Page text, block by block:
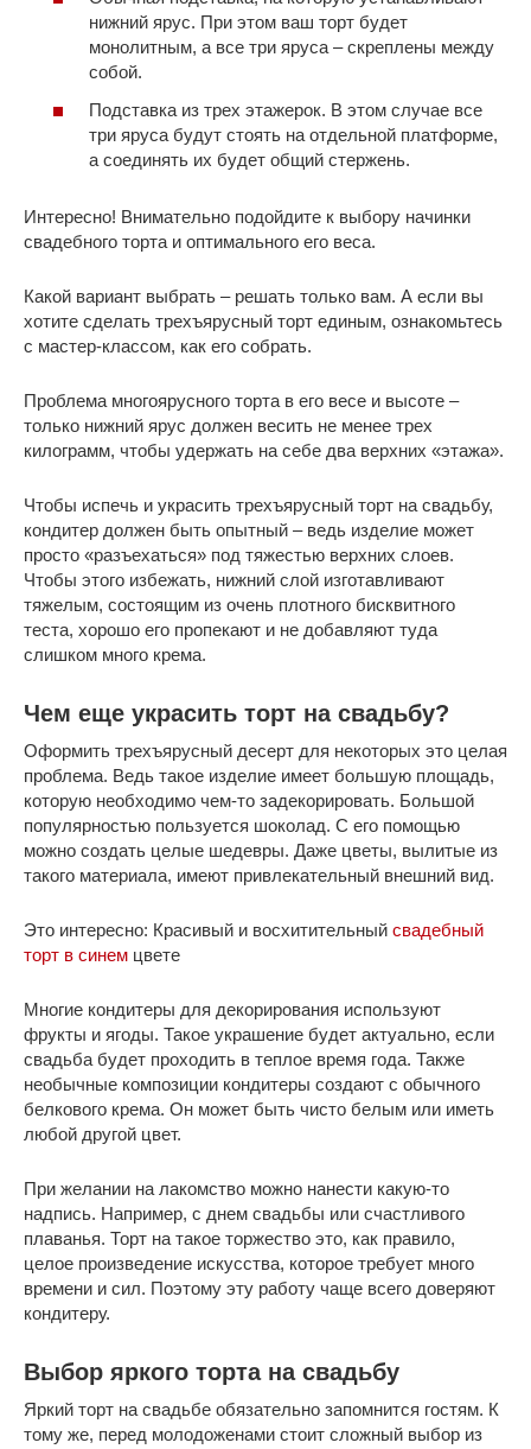
нижний ярус. При этом ваш торт будет
монолитным, а все три яруса – скреплены между
собой.
Подставка из трех этажерок. В этом случае все
три яруса будут стоять на отдельной платформе,
а соединять их будет общий стержень.
Интересно! Внимательно подойдите к выбору начинки
свадебного торта и оптимального его веса.
Какой вариант выбрать – решать только вам. А если вы
хотите сделать трехъярусный торт единым, ознакомьтесь
с мастер-классом, как его собрать.
Проблема многоярусного торта в его весе и высоте –
только нижний ярус должен весить не менее трех
килограмм, чтобы удержать на себе два верхних «этажа».
Чтобы испечь и украсить трехъярусный торт на свадьбу,
кондитер должен быть опытный – ведь изделие может
просто «разъехаться» под тяжестью верхних слоев.
Чтобы этого избежать, нижний слой изготавливают
тяжелым, состоящим из очень плотного бисквитного
теста, хорошо его пропекают и не добавляют туда
слишком много крема.
Чем еще украсить торт на свадьбу?
Оформить трехъярусный десерт для некоторых это целая
проблема. Ведь такое изделие имеет большую площадь,
которую необходимо чем-то задекорировать. Большой
популярностью пользуется шоколад. С его помощью
можно создать целые шедевры. Даже цветы, вылитые из
такого материала, имеют привлекательный внешний вид.
Это интересно: Красивый и восхитительный свадебный
торт в синем цвете
Многие кондитеры для декорирования используют
фрукты и ягоды. Такое украшение будет актуально, если
свадьба будет проходить в теплое время года. Также
необычные композиции кондитеры создают с обычного
белкового крема. Он может быть чисто белым или иметь
любой другой цвет.
При желании на лакомство можно нанести какую-то
надпись. Например, с днем свадьбы или счастливого
плаванья. Торт на такое торжество это, как правило,
целое произведение искусства, которое требует много
времени и сил. Поэтому эту работу чаще всего доверяют
кондитеру.
Выбор яркого торта на свадьбу
Яркий торт на свадьбе обязательно запомнится гостям. К
тому же, перед молодоженами стоит сложный выбор из